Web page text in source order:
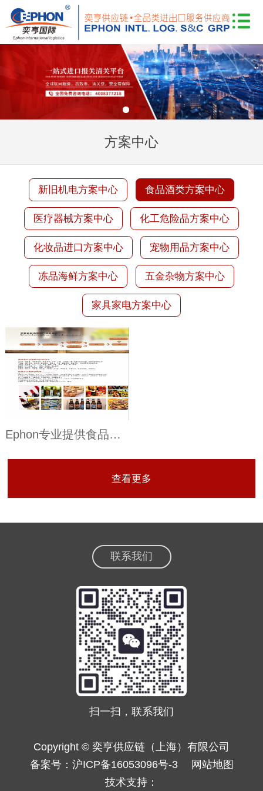
方案中心
新旧机电方案中心 食品酒类方案中心
医疗器械方案中心 化工危险品方案中心
化妆品进口方案中心 宠物用品方案中心
冻品海鲜方案中心 五金杂物方案中心
家具家电方案中心
Ephon专业提供食品酒类进出口清关物流仓储配送等解决方案
查看更多
联系我们
扫一扫，联系我们
Copyright © 奕亨供应链（上海）有限公司
备案号： 沪ICP备16053096号-3
网站地图
技术支持：